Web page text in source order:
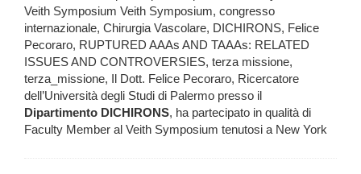
Veith Symposium Veith Symposium, congresso
internazionale, Chirurgia Vascolare, DICHIRONS, Felice
Pecoraro, RUPTURED AAAs AND TAAAs: RELATED
ISSUES AND CONTROVERSIES, terza missione,
terza_missione, Il Dott. Felice Pecoraro, Ricercatore
dell’Università degli Studi di Palermo presso il
Dipartimento DICHIRONS, ha partecipato in qualità di
Faculty Member al Veith Symposium tenutosi a New York